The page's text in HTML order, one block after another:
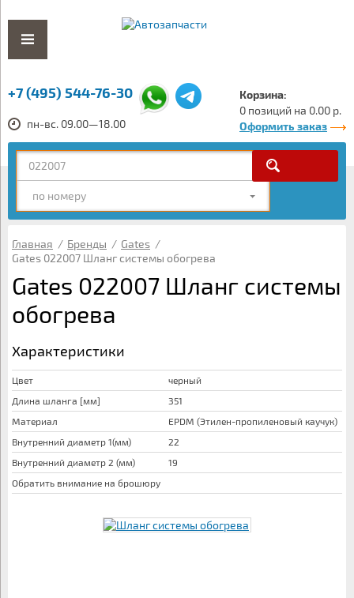
+7 (495) 544-76-30
пн-вс. 09.00—18.00
Корзина:
0 позиций на 0.00 р.
Оформить заказ
по номеру
Главная / Бренды / Gates /
Gates 022007 Шланг системы обогрева
Gates 022007 Шланг системы
обогрева
Характеристики
Цвет
черный
Длина шланга [мм]
351
Материал
EPDM (Этилен-пропиленовый каучук)
Внутренний диаметр 1(мм)
22
Внутренний диаметр 2 (мм)
19
Обратить внимание на брошюру